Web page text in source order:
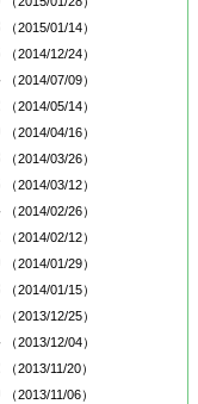
（2015/01/14）
（2014/12/24）
（2014/07/09）
（2014/05/14）
（2014/04/16）
（2014/03/26）
（2014/03/12）
（2014/02/26）
（2014/02/12）
（2014/01/29）
（2014/01/15）
（2013/12/25）
（2013/12/04）
（2013/11/20）
（2013/11/06）